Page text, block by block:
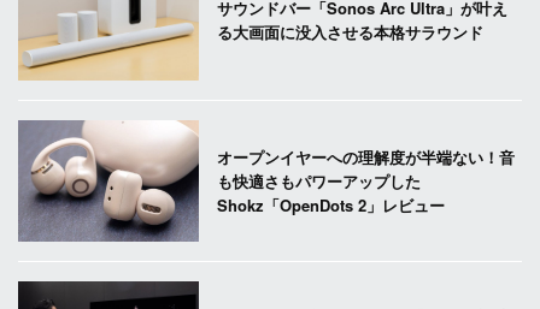
サウンドバー「Sonos Arc Ultra」が叶え
る大画面に没入させる本格サラウンド
オープンイヤーへの理解度が半端ない！音
も快適さもパワーアップした
Shokz「OpenDots 2」レビュー